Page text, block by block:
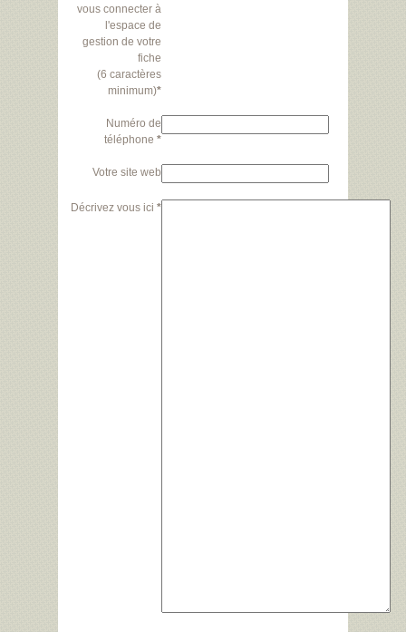
vous connecter à
l'espace de
gestion de votre
fiche
(6 caractères
minimum)*
Numéro de
téléphone *
Votre site web
Décrivez vous ici *